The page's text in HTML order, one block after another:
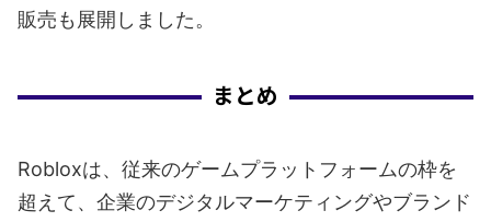
販売も展開しました。
まとめ
Robloxは、従来のゲームプラットフォームの枠を
超えて、企業のデジタルマーケティングやブランド